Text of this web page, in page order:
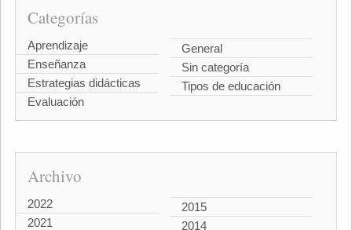
Categorías
Aprendizaje
Enseñanza
Estrategias didácticas
Evaluación
General
Sin categoría
Tipos de educación
Archivo
2022
2021
2015
2014